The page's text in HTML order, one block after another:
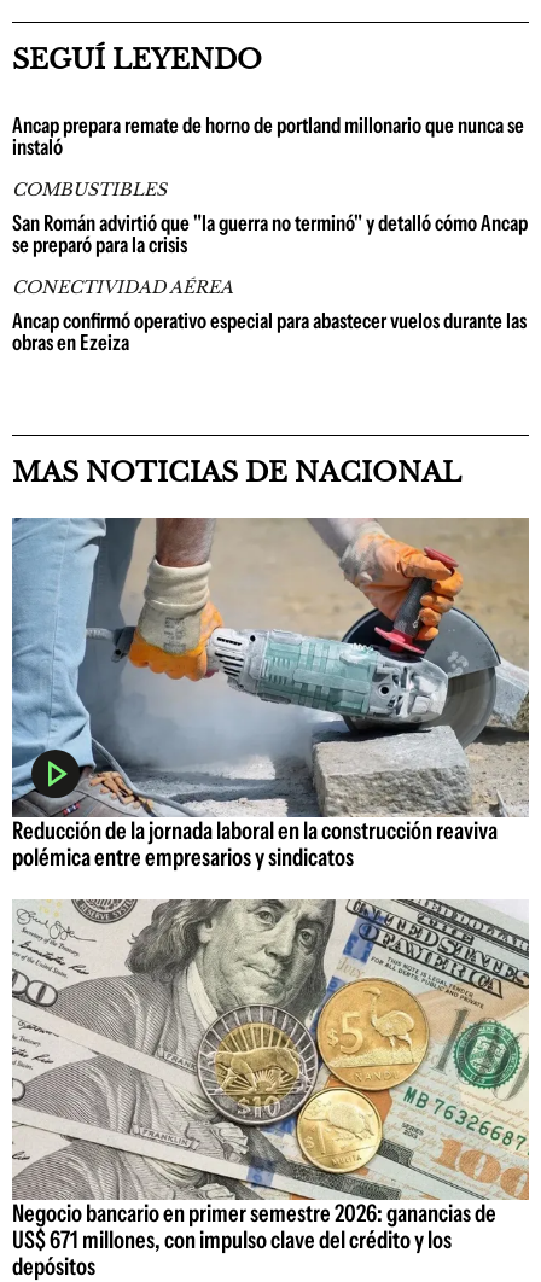
SEGUÍ LEYENDO
Ancap prepara remate de horno de portland millonario que nunca se
instaló
COMBUSTIBLES
San Román advirtió que "la guerra no terminó" y detalló cómo Ancap
se preparó para la crisis
CONECTIVIDAD AÉREA
Ancap confirmó operativo especial para abastecer vuelos durante las
obras en Ezeiza
MAS NOTICIAS DE NACIONAL
Reducción de la jornada laboral en la construcción reaviva
polémica entre empresarios y sindicatos
Negocio bancario en primer semestre 2026: ganancias de
US$ 671 millones, con impulso clave del crédito y los
depósitos